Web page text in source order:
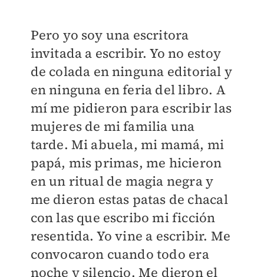
Pero yo soy una escritora
invitada a escribir. Yo no estoy
de colada en ninguna editorial y
en ninguna en feria del libro. A
mí me pidieron para escribir las
mujeres de mi familia una
tarde. Mi abuela, mi mamá, mi
papá, mis primas, me hicieron
en un ritual de magia negra y
me dieron estas patas de chacal
con las que escribo mi ficción
resentida. Yo vine a escribir. Me
convocaron cuando todo era
noche y silencio. Me dieron el